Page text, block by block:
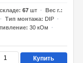
67шт
Вес г.
Тип монтажа
DIP
30 кОм
Купить